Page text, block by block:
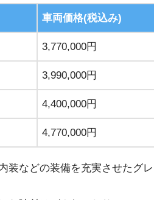
車両価格(税込み)
3,770,000円
3,990,000円
4,400,000円
4,770,000円
装などの装備を充実させたグレ